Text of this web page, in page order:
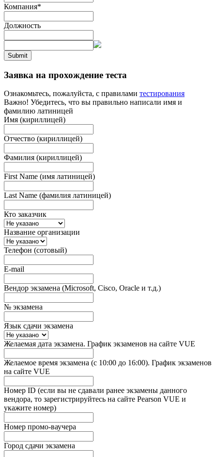
Компания*
Должность
Submit
Заявка на прохождение теста
Ознакомьтесь, пожалуйста, с правилами тестирования
Важно! Убедитесь, что вы правильно написали имя и
фамилию латиницей
Имя (кириллицей)
Отчество (кириллицей)
Фамилия (кириллицей)
First Name (имя латиницей)
Last Name (фамилия латиницей)
Кто заказчик
Название организации
Телефон (сотовый)
E-mail
Вендор экзамена (Microsoft, Cisco, Oracle и т.д.)
№ экзамена
Язык сдачи экзамена
Желаемая дата экзамена. График экзаменов на сайте VUE
Желаемое время экзамена (с 10:00 до 16:00). График экзаменов
на сайте VUE
Номер ID (если вы не сдавали ранее экзамены данного
вендора, то зарегистрируйтесь на сайте Pearson VUE и
укажите номер)
Номер промо-ваучера
Город сдачи экзамена